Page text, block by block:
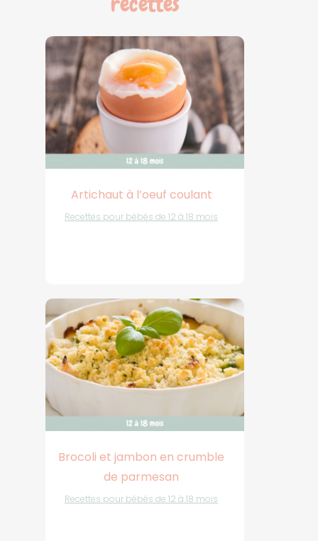
Artichaut à l’oeuf coulant
Recettes pour bébés de 12 à 18 mois
Brocoli et jambon en crumble
de parmesan
Recettes pour bébés de 12 à 18 mois